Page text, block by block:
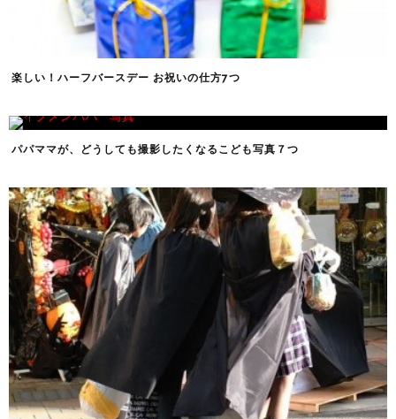
楽しい！ハーフバースデー お祝いの仕方7つ
パパママが、どうしても撮影したくなるこども写真７つ